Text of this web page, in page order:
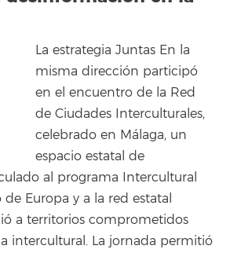
La estrategia Juntas En la
misma dirección participó
en el encuentro de la Red
de Ciudades Interculturales,
celebrado en Málaga, un
espacio estatal de
al programa Intercultural
de Europa y a la red estatal
a territorios comprometidos
intercultural. La jornada permitió